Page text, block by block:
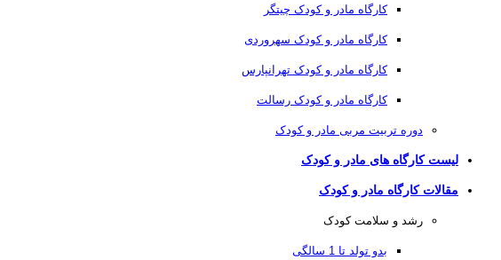
کارگاه مادر و کودک چیتگر
کارگاه مادر و کودک سهروردی
کارگاه مادر و کودک تهرانپارس
کارگاه مادر و کودک رسالت
دوره تربیت مربی مادر و کودک
لیست کارگاه های مادر و کودک
مقالات کارگاه مادر و کودک
رشد و سلامت کودک
بدو تولد تا 1 سالگی